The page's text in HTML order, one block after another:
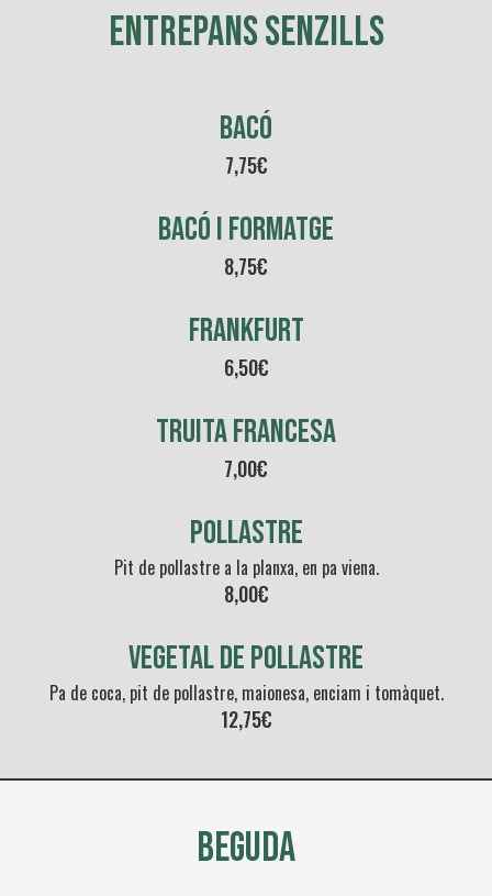
ENTREPANS SENZILLS
BACÓ
7,75€
BACÓ I FORMATGE
8,75€
FRANKFURT
6,50€
TRUITA FRANCESA
7,00€
POLLASTRE
Pit de pollastre a la planxa, en pa viena.
8,00€
VEGETAL DE POLLASTRE
Pa de coca, pit de pollastre, maionesa, enciam i tomàquet.
12,75€
BEGUDA